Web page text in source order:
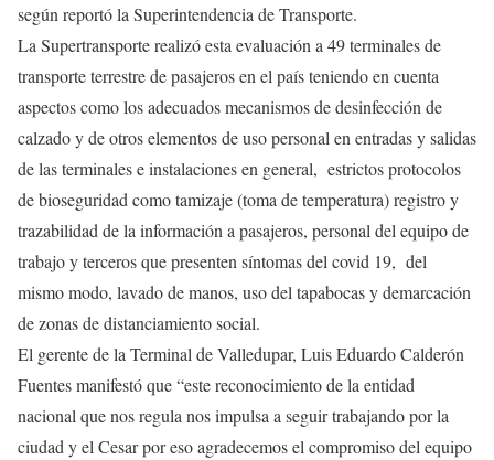
según reportó la Superintendencia de Transporte.
La Supertransporte realizó esta evaluación a 49 terminales de
transporte terrestre de pasajeros en el país teniendo en cuenta
aspectos como los adecuados mecanismos de desinfección de
calzado y de otros elementos de uso personal en entradas y salidas
de las terminales e instalaciones en general, estrictos protocolos
de bioseguridad como tamizaje (toma de temperatura) registro y
trazabilidad de la información a pasajeros, personal del equipo de
trabajo y terceros que presenten síntomas del covid 19, del
mismo modo, lavado de manos, uso del tapabocas y demarcación
de zonas de distanciamiento social.
El gerente de la Terminal de Valledupar, Luis Eduardo Calderón
Fuentes manifestó que “este reconocimiento de la entidad
nacional que nos regula nos impulsa a seguir trabajando por la
ciudad y el Cesar por eso agradecemos el compromiso del equipo